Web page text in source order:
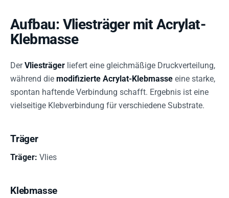
Aufbau: Vliesträger mit Acrylat-
Klebmasse
DerVliesträger liefert eine gleichmäßige Druckverteilung,
während die modifizierte Acrylat-Klebmasse eine starke,
spontan haftende Verbindung schafft. Ergebnis ist eine
vielseitige Klebverbindung für verschiedene Substrate.
Träger
Träger: Vlies
Klebmasse